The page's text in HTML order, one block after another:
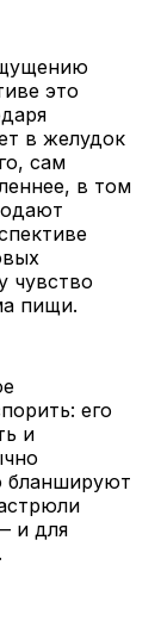
это
в желудок
сам
в том
чувство
пищи.
его
и
бланшируют
и для